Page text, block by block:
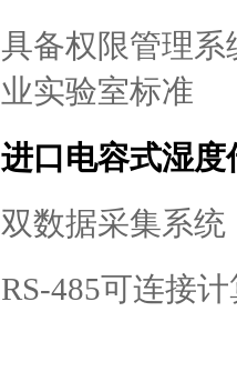
具备权限管理
业实验室标准
进口电容式湿度
双数据采集系
RS-485可连接